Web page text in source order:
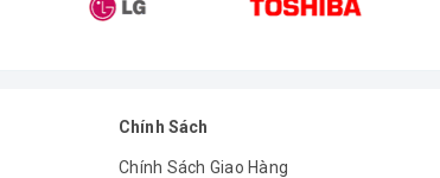
Chính Sách
Chính Sách Giao Hàng